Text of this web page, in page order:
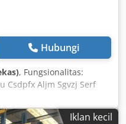
Hubungi
, Fungsionalitas:
Csdpfx Aljm Sgvzj Serf
Iklan kecil